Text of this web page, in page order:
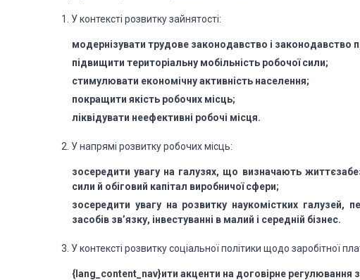
1. У контексті розвитку зайнятості:
модернізувати трудове законодавство і законодавство
підвищити територіальну мобільність робочої сили;
стимулювати економічну активність населення;
покращити якість робочих місць;
ліквідувати неефективні робочі місця.
2. У напрямі розвитку робочих місць:
зосередити увагу на галузях, що визначають
сили й обіговий капітал виробничої сфери;
зосередити увагу на розвитку наукомістких галузей,
засобів зв’язку, інвестуванні в малий і середній бізнес.
3. У контексті розвитку соціальної політики щодо заробітної
{lang_content_nav}ити акценти на договірне регулювання